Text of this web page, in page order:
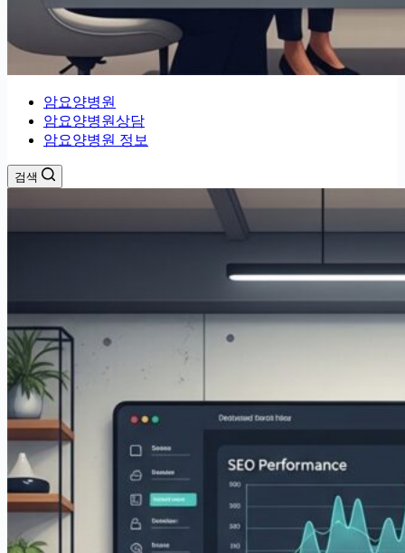
암요양병원
암요양병원상담
암요양병원 정보
검색